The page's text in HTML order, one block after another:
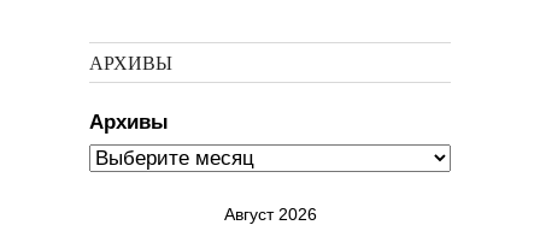
АРХИВЫ
Архивы
Август 2026